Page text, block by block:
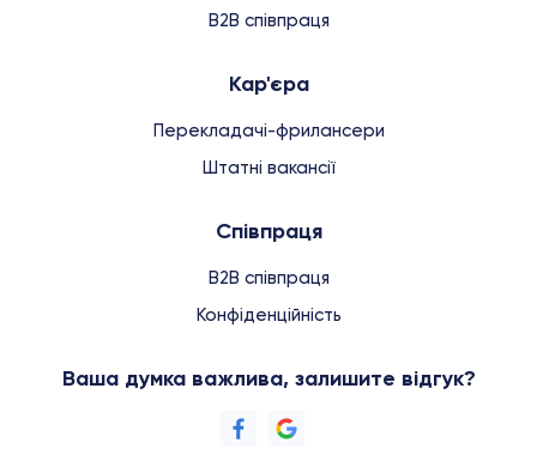
B2B співпраця
Кар'єра
Перекладачі-фрилансери
Штатні вакансії
Співпраця
B2B співпраця
Конфіденційність
Ваша думка важлива, залишите відгук?